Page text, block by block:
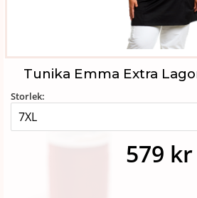
Tunika Emma Extra
Storlek:
579 kr